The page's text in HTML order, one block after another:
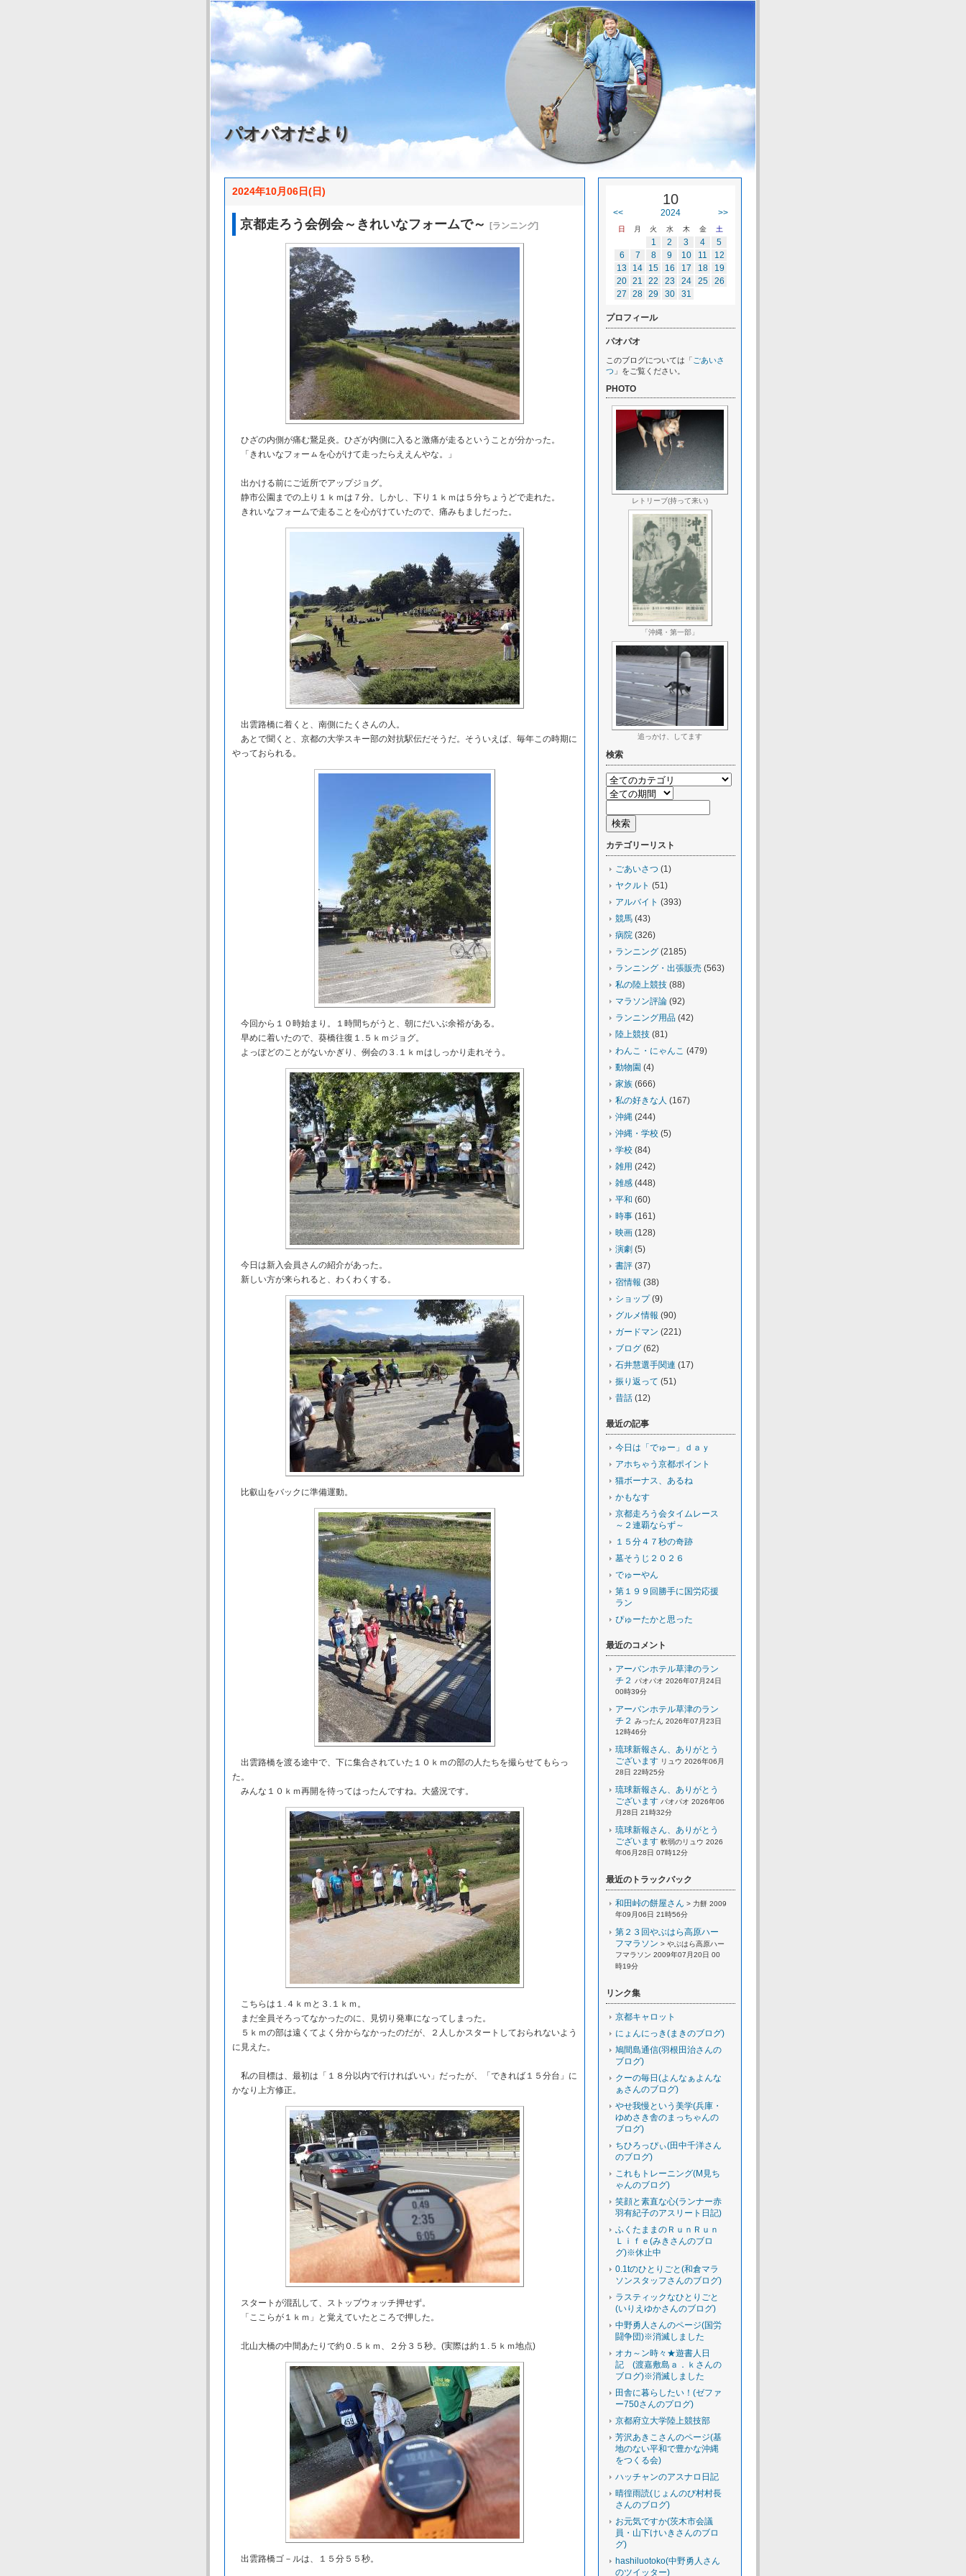
パオパオだより
2024年10月06日(日)
京都走ろう会例会～きれいなフォームで～ [ランニング]
ひざの内側が痛む鵞足炎。ひざが内側に入ると激痛が走るということが分かった。
「きれいなフォーㇺを心がけて走ったらええんやな。」
出かける前にご近所でアップジョグ。
静市公園までの上り１ｋｍは７分。しかし、下り１ｋｍは５分ちょうどで走れた。
きれいなフォームで走ることを心がけていたので、痛みもましだった。
出雲路橋に着くと、南側にたくさんの人。
あとで聞くと、京都の大学スキー部の対抗駅伝だそうだ。そういえば、毎年この時期に
やっておられる。
今回から１０時始まり。１時間ちがうと、朝にだいぶ余裕がある。
早めに着いたので、葵橋往復１.５ｋｍジョグ。
よっぽどのことがないかぎり、例会の３.１ｋｍはしっかり走れそう。
今日は新入会員さんの紹介があった。
新しい方が来られると、わくわくする。
比叡山をバックに準備運動。
出雲路橋を渡る途中で、下に集合されていた１０ｋｍの部の人たちを撮らせてもらっ
た。
みんな１０ｋｍ再開を待ってはったんですね。大盛況です。
こちらは１.４ｋｍと３.１ｋｍ。
まだ全員そろってなかったのに、見切り発車になってしまった。
５ｋｍの部は遠くてよく分からなかったのだが、２人しかスタートしておられないよう
に見えた。
私の目標は、最初は「１８分以内で行ければいい」だったが、「できれば１５分台」に
かなり上方修正。
スタートが混乱して、ストップウォッチ押せず。
「ここらが１ｋｍ」と覚えていたところで押した。
北山大橋の中間あたりで約０.５ｋｍ、２分３５秒。(実際は約１.５ｋｍ地点)
出雲路橋ゴ－ルは、１５分５５秒。
10
<< 2024 >>
日 月 火 水 木 金 土
1 2 3 4
5
6
7 8 9 10 11
12
13
14 15 16 17 18
19
20 21 22 23 24 25
26
27
28 29 30 31
プロフィール
パオパオ
このブログについては「 ごあいさ
つ 」をご覧ください。
PHOTO
レトリーブ(持って来い)
「沖縄・第一部」
追っかけ、してます
検索
カテゴリーリスト
ごあいさつ (1)
ヤクルト (51)
アルバイト (393)
競馬 (43)
病院 (326)
ランニング (2185)
ランニング・出張販売 (563)
私の陸上競技 (88)
マラソン評論 (92)
ランニング用品 (42)
陸上競技 (81)
わんこ・にゃんこ (479)
動物園 (4)
家族 (666)
私の好きな人 (167)
沖縄 (244)
沖縄・学校 (5)
学校 (84)
雑用 (242)
雑感 (448)
平和 (60)
時事 (161)
映画 (128)
演劇 (5)
書評 (37)
宿情報 (38)
ショップ(9)
グルメ情報 (90)
ガードマン (221)
ブログ (62)
石井慧選手関連 (17)
振り返って (51)
昔話 (12)
最近の記事
今日は「でゅー」ｄａｙ
アホちゃう京都ポイント
猫ボーナス、あるね
かもなす
京都走ろう会タイムレース
～２連覇ならず～
１５分４７秒の奇跡
墓そうじ２０２６
でゅーやん
第１９９回勝手に国労応援
ラン
ぴゅーたかと思った
最近のコメント
アーバンホテル草津のラン
チ２
パオパオ 2026年07月24日
00時39分
アーバンホテル草津のラン
チ２ みったん 2026年07月23日
12時46分
琉球新報さん、ありがとう
ございます リュウ 2026年06月
28日 22時25分
琉球新報さん、ありがとう
ございます パオパオ 2026年06
月28日 21時32分
琉球新報さん、ありがとう
ございます 軟弱のリュウ 2026
年06月28日 07時12分
最近のトラックバック
和田峠の餅屋さん > 力餅 2009
年09月06日 21時56分
第２３回やぶはら高原ハー
フマラソン > やぶはら高原ハー
フマラソン 2009年07月20日 00
時19分
リンク集
京都キャロット
にょんにっき(まきのブログ)
鳩間島通信(羽根田治さんの
ブログ)
クーの毎日(よんなぁよんな
ぁさんのブログ)
やせ我慢という美学(兵庫・
ゆめさき舎のまっちゃんの
ブログ)
ちひろっぴぃ(田中千洋さん
のブログ)
これもトレーニング(M見ち
ゃんのブログ)
笑顔と素直な心(ランナー赤
羽有紀子のアスリート日記)
ふくたままのＲｕｎＲｕｎ
Ｌｉｆｅ(みきさんのブロ
グ)※休止中
0.1tのひとりごと(和倉マラ
ソンスタッフさんのブログ)
ラスティックなひとりごと
(いりえゆかさんのブログ)
中野勇人さんのページ(国労
闘争団)※消滅しました
オカ～ン時々★遊書人日
記 (渡嘉敷島ａ．ｋさんの
ブログ)※消滅しました
田舎に暮らしたい！(ゼファ
ー750さんのプログ)
京都府立大学陸上競技部
芳沢あきこさんのページ(基
地のない平和で豊かな沖縄
をつくる会)
ハッチャンのアスナロ日記
晴徨雨読(じょんのび村村長
さんのブログ)
お元気ですか(茨木市会議
員・山下けいきさんのブロ
グ)
hashiluotoko(中野勇人さん
のツイッター)